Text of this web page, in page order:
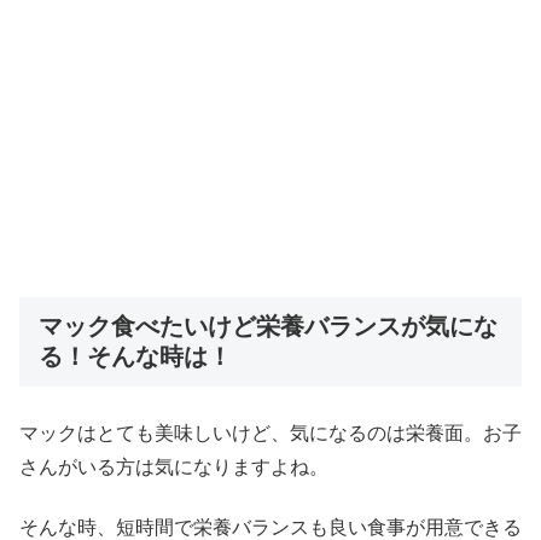
マック食べたいけど栄養バランスが気にな
る！そんな時は！
マックはとても美味しいけど、気になるのは栄養面。お子
さんがいる方は気になりますよね。
そんな時、短時間で栄養バランスも良い食事が用意できる